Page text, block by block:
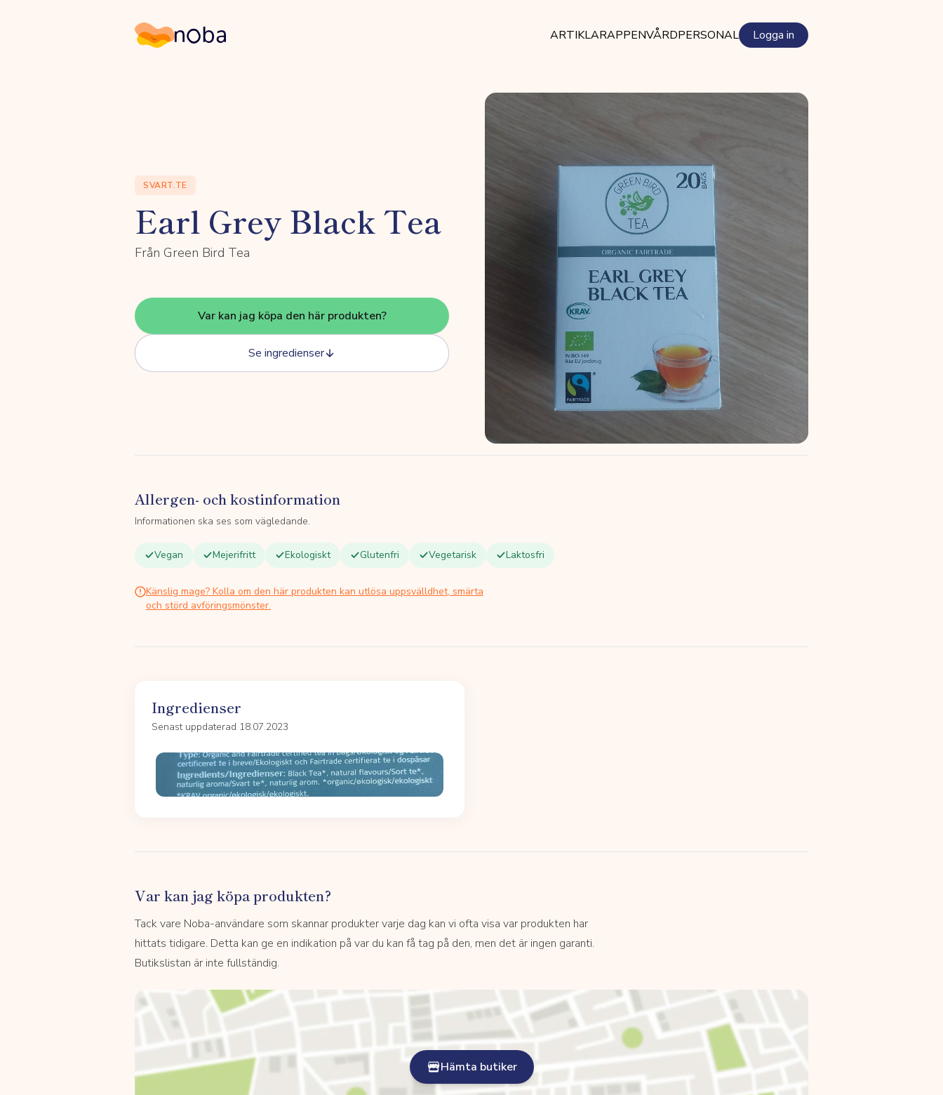
Noba ARTIKLARAPPENVÅRDPERSONAL Logga in
SVART.TE
Earl Grey Black Tea
Från Green Bird Tea
Var kan jag köpa den här produkten?
Se ingredienser
Allergen- och kostinformation
Informationen ska ses som vägledande.
Vegan Mejerifritt Ekologiskt Glutenfri Vegetarisk Laktosfri
Känslig mage? Kolla om den här produkten kan utlösa uppsvälldhet, smärta
och störd avföringsmönster.
Ingredienser
Senast uppdaterad 18.07.2023
Var kan jag köpa produkten?
Tack vare Noba-användare som skannar produkter varje dag kan vi ofta visa var produkten har
hittats tidigare. Detta kan ge en indikation på var du kan få tag på den, men det är ingen garanti.
Butikslistan är inte fullständig.
Hämta butiker